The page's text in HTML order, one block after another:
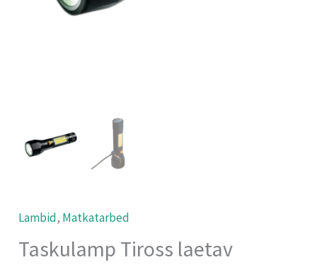
Lambid, Matkatarbed
Taskulamp Tiross laetav